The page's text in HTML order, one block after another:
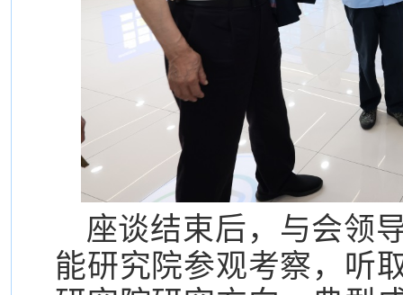
座谈结束后，与会领
能研究院参观考察，听